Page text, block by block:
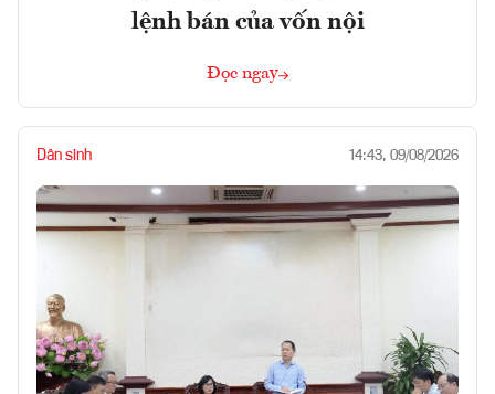
lệnh bán của vốn nội
Đọc ngay
Dân sinh 14:43, 09/08/2026